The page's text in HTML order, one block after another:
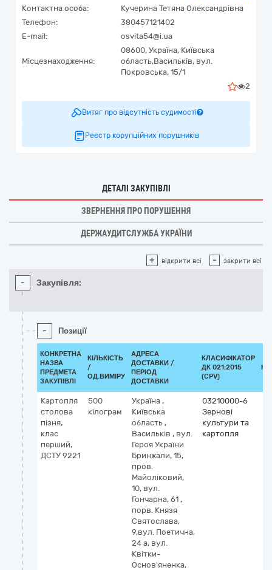
Контактна особа:
Кучерина Тетяна Олександрівна
Телефон:
380457121402
E-mail:
osvita54@i.ua
Місцезнаходження:
08600, Україна, Київська
область,Васильків, вул.
Покровська, 15/1
2
Витяг про відсутність судимості
Реєстр корупційних порушників
ДЕТАЛІ ЗАКУПІВЛІ
ЗВЕРНЕННЯ ПРО ПОРУШЕННЯ
ДЕРЖАУДИТСЛУЖБА УКРАЇНИ
+ відкрити всі - закрити всі
- Закупівля:
- Позиції
КОНКРЕТНА
НАЗВА
ПРЕДМЕТА
ЗАКУПІВЛІ
КІЛЬКІСТЬ
/
ОД.ВИМІРУ
АДРЕСА
ДОСТАВКИ /
ПЕРІОД
ДОСТАВКИ
КЛАСИФІКАТОР
ДК 021:2015
(CPV)
Картопля
столова
пізня,
клас
перший,
ДСТУ 9221
500
кілограм
Україна ,
Київська
область ,
Васильків , вул.
Героя України
Бринжали, 15,
пров.
Майоліковий,
10, вул.
Гончарна, 61 ,
порв. Князя
Святослава,
9,вул. Поетична,
24 а, вул.
Квітки-
Основ'яненка,
03210000-6
Зернові
культури та
картопля